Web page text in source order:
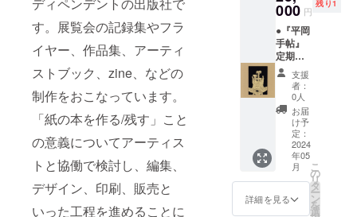
す。展覧会の記録集やフラ
イヤー、作品集、アーティ
ストブック、zine、などの
制作をおこなっています。
「紙の本を作る/残す」こと
の意義についてアーティス
トと協働で検討し、編集、
デザイン、印刷、販売と
いった工程を進めることに
てい
た。感
情は読
み取れ
ない
し、た
くさん
出てく
る人の
名前は
押すと
リズム
が変わ
るス
イッチ
のよ
は、
Equino
xつまり
春分の
日とし
て、ド
イツや
アメリ
カなど
のアー
ティス
トたち
が連絡
を取り
開催さ
ラを見
たら流
石に飽
きそう
なもん
です。
いっぱ
い展示
を見て
ツイッ
ターと
かにあ
げま
くって
トラ
バーみ
で行っ
た「花
粉の季
節」と
いう僕
の展示
の帰り
道だっ
た。
が、た
だ話し
ただけ
ではな
い帰り
道だっ
たので
ーーー
ーー 吉
川陽一
郎 ーー
応援コ
メン
ト： 私
の場合
自分の
考えて
いるこ
とを書
く時
は、
様々な
言葉が
000 円
残り1
●『平岡
手帖』
定期購
読_12ヶ
月 ＋ ●
作家作
品ポス
トカー
ドサイ
ズ ＋ ●
この作
品の額
装「額
縁工房
片隅」
支援
者：
0人
お届
け予
定：
2024
年05
月
詳細を見る
こ
の
リ
タ
ー
ン
を
選